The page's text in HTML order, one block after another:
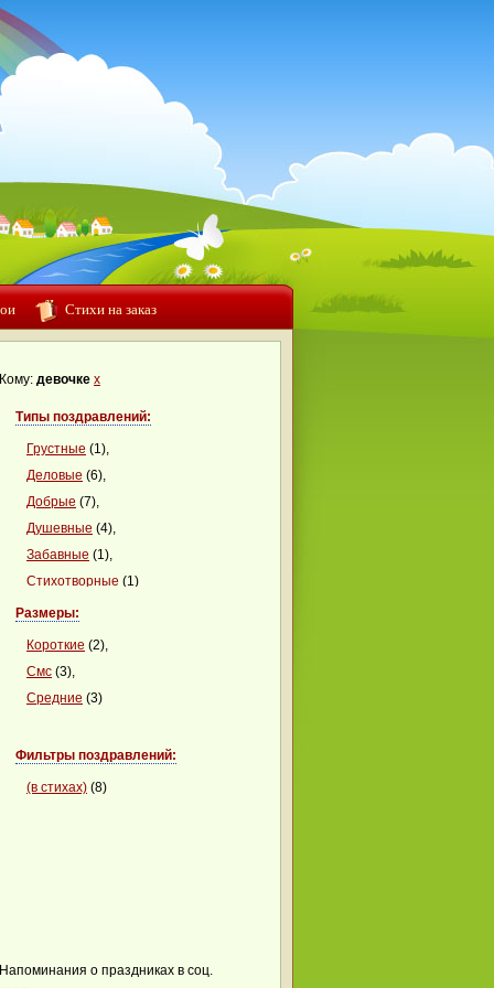
Стихи на заказ
Кому: девочке x
Типы поздравлений:
Грустные (1),
Деловые (6),
Добрые (7),
Душевные (4),
Забавные (1),
Стихотворные (1)
Размеры:
Короткие (2),
Смс (3),
Средние (3)
Фильтры поздравлений:
(в стихах) (8)
Напоминания о праздниках в соц.